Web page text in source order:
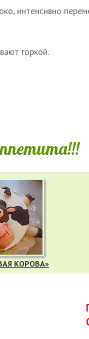
интенсивно
горкой.
КОРОВА»